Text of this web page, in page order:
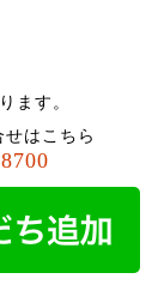
ます。
はこちら